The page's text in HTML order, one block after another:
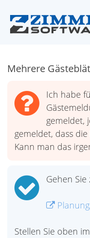
Mehrere
Ich habe
gemeldet,
gemeldet, dass
Kann man das
Gehen
Stellen Sie oben